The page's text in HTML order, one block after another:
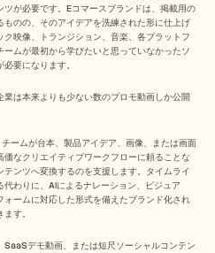
が必要です。Eコマースブランドは、掲載用の
のの、そのアイデアを洗練された形に仕上げ
映像、トランジション、音楽、各プラットフ
ムが最初から学びたいと思っていなかったソ
要になります。
は本来よりも少ない数のプロモ動画しか公開
ームが台本、製品アイデア、画像、または画面
価なクリエイティブワークフローに頼ることな
テンツへ変換するのを支援します。タイムライ
わりに、AIによるナレーション、ビジュア
ームに対応した形式を備えたブランド化され
す。
SaaSデモ動画、または短尺ソーシャルコンテン